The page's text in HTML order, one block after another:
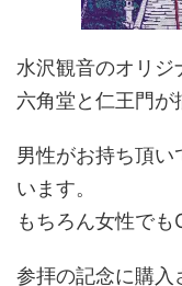
水沢観音のオリ
六角堂と仁王門が
男性がお持ち頂い
います。
もちろん女性でも
参拝の記念に購入